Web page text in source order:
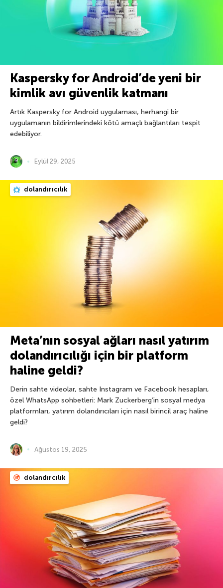
Kaspersky for Android’de yeni bir
kimlik avı güvenlik katmanı
Artık Kaspersky for Android uygulaması, herhangi bir
uygulamanın bildirimlerindeki kötü amaçlı bağlantıları tespit
edebiliyor.
Eylül 29, 2025
dolandırıcılık
Meta’nın sosyal ağları nasıl yatırım
dolandırıcılığı için bir platform
haline geldi?
Derin sahte videolar, sahte Instagram ve Facebook hesapları,
özel WhatsApp sohbetleri: Mark Zuckerberg’in sosyal medya
platformları, yatırım dolandırıcıları için nasıl birincil araç haline
geldi?
Ağustos 19, 2025
dolandırcılık